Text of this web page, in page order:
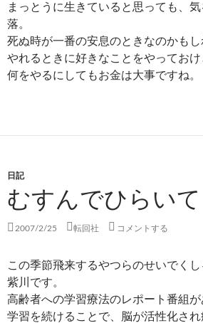
まっとうに生きていると思っても、
落。
死ぬ時が一番の安息のときなのかもし
やれるときに好きなことをやっておけ
何をやるにしてもお金は大事ですね。
日記
むすんでひらいて
2007/2/25 転回社 コメントする
この季節飛来するやつらのせいでくし
紫川です。
高齢者への学習療法のレポート番組が
学習を続けることで、脳が活性化さ